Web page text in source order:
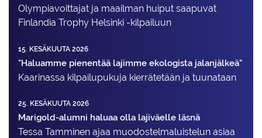
Olympiavoittajat ja maailman huiput saapuvat
Finlandia Trophy Helsinki -kilpailuun
15. KESÄKUUTA 2026
"Haluamme pienentää lajimme ekologista jalanjälkeä"
Kaarinassa kilpailupukuja kierrätetään ja tuunataan
25. KESÄKUUTA 2026
Marigold-alumni haluaa olla lajiväelle läsnä
Tessa Tamminen ajaa muodostelma­luistelun asiaa